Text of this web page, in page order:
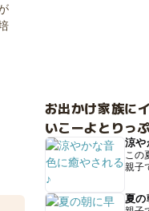
お出かけ家族に
いこーよとりっ
涼や
この
親子
夏の